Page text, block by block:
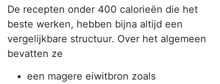
De recepten onder 400 calorieën die het
beste werken, hebben bijna altijd een
vergelijkbare structuur. Over het algemeen
bevatten ze
een magere eiwitbron zoals